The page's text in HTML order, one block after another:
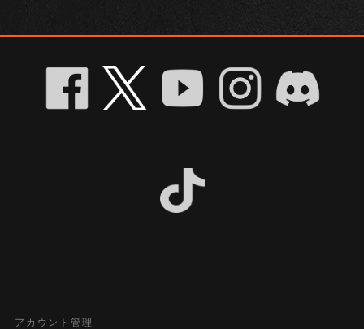
アカウント管理